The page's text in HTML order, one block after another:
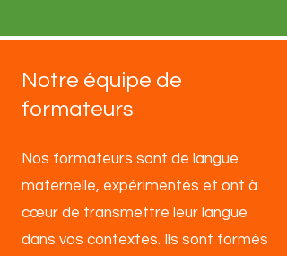
Notre équipe de
formateurs
Nos formateurs sont de langue
maternelle, expérimentés et ont à
cœur de transmettre leur langue
dans vos contextes. Ils sont formés